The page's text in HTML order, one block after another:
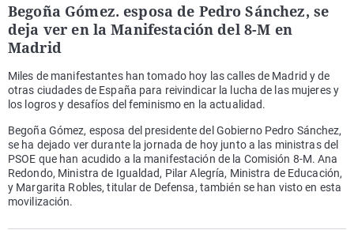
Begoña Gómez. esposa de Pedro Sánchez, se
deja ver en la Manifestación del 8-M en
Madrid
Miles de manifestantes han tomado hoy las calles de Madrid y de
otras ciudades de España para reivindicar la lucha de las mujeres y
los logros y desafíos del feminismo en la actualidad.
Begoña Gómez, esposa del presidente del Gobierno Pedro Sánchez,
se ha dejado ver durante la jornada de hoy junto a las ministras del
PSOE que han acudido a la manifestación de la Comisión 8-M. Ana
Redondo, Ministra de Igualdad, Pilar Alegría, Ministra de Educación,
y Margarita Robles, titular de Defensa, también se han visto en esta
movilización.